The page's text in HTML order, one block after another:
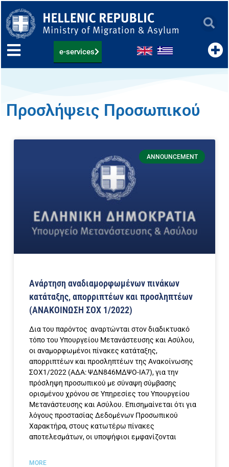
to
content
e-services
Προσλήψεις Προσωπικού
ANNOUNCEMENT
Ανάρτηση αναδιαμορφωμένων πινάκων
κατάταξης, απορριπτέων και προσληπτέων
(ΑΝΑΚΟΙΝΩΣΗ ΣΟΧ 1/2022)
Δια του παρόντος αναρτώνται στον διαδικτυακό
τόπο του Υπουργείου Μετανάστευσης και Ασύλου,
οι αναμορφωμένοι πίνακες κατάταξης,
απορριπτέων και προσληπτέων της Ανακοίνωσης
ΣΟΧ1/2022 (ΑΔΑ: ΨΔΝ846ΜΔΨΟ-ΙΑ7), για την
πρόσληψη προσωπικού με σύναψη σύμβασης
ορισμένου χρόνου σε Υπηρεσίες του Υπουργείου
Μετανάστευσης και Ασύλου. Επισημαίνεται ότι για
λόγους προστασίας Δεδομένων Προσωπικού
Χαρακτήρα, στους κατωτέρω πίνακες
αποτελεσμάτων, οι υποψήφιοι εμφανίζονται
MORE